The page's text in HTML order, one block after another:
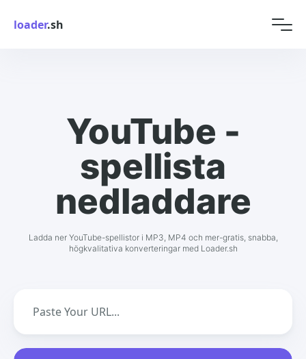
loader.sh
YouTube -
spellista
nedladdare
Ladda ner YouTube-spellistor i MP3, MP4 och mer-gratis, snabba,
högkvalitativa konverteringar med Loader.sh